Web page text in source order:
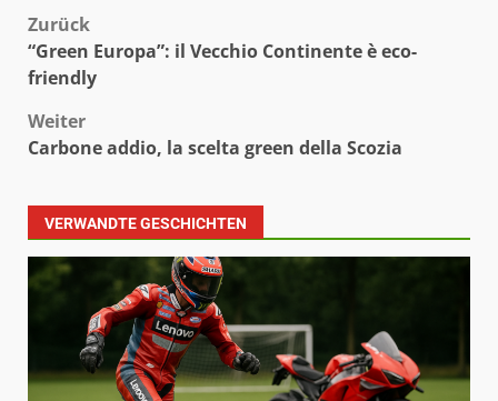
Beitragsnavigation
Zurück
“Green Europa”: il Vecchio Continente è eco-
friendly
Weiter
Carbone addio, la scelta green della Scozia
VERWANDTE GESCHICHTEN